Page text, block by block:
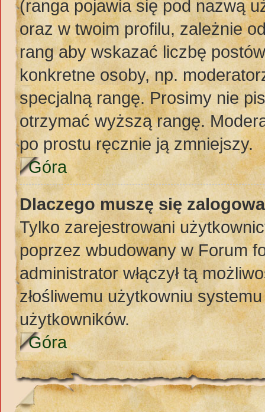
(ranga pojawia się pod nazwą
oraz w twoim profilu, zależnie
rang aby wskazać liczbę
konkretne osoby, np.
specjalną rangę. Prosimy nie
otrzymać wyższą rangę.
po prostu ręcznie ją zmniejszy.
Góra
Dlaczego muszę się
Tylko zarejestrowani
poprzez wbudowany w Forum
administrator włączył tą
złośliwemu użytkowniu
użytkowników.
Góra